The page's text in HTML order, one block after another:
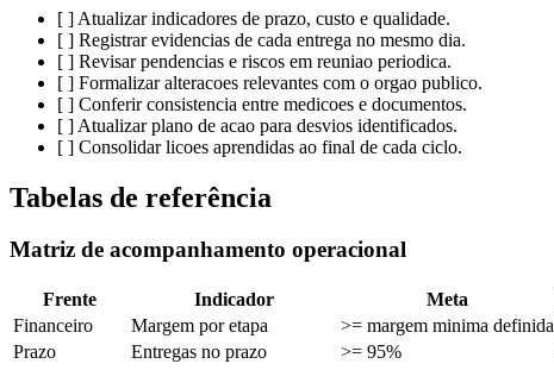
[ ] Atualizar indicadores de prazo, custo e qualidade.
[ ] Registrar evidencias de cada entrega no mesmo dia.
[ ] Revisar pendencias e riscos em reuniao periodica.
[ ] Formalizar alteracoes relevantes com o orgao publico.
[ ] Conferir consistencia entre medicoes e documentos.
[ ] Atualizar plano de acao para desvios identificados.
[ ] Consolidar licoes aprendidas ao final de cada ciclo.
Tabelas de referência
Matriz de acompanhamento operacional
Frente Indicador Meta
Financeiro
Margem por etapa >= margem minima definida
Prazo
Entregas no prazo >= 95%